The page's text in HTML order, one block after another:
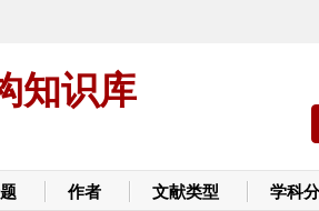
知识库
作者 文献类型 学科